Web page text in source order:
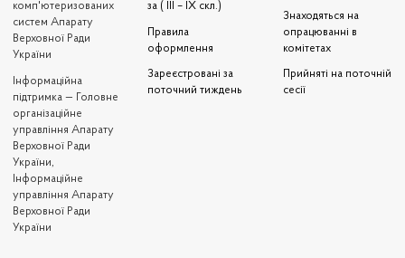
комп'ютеризованих
систем Апарату
Верховної Ради
України
Iнформаційна
підтримка — Головне
організаційне
управління Апарату
Верховної Ради
України,
Інформаційне
управління Апарату
Верховної Ради
України
за ( III – IX скл.)
Правила
оформлення
Зареєстровані за
поточний тиждень
Знаходяться на
опрацюванні в
комітетах
Прийняті на поточній
сесії